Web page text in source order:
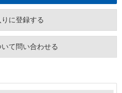
に登録する
て問い合わせる